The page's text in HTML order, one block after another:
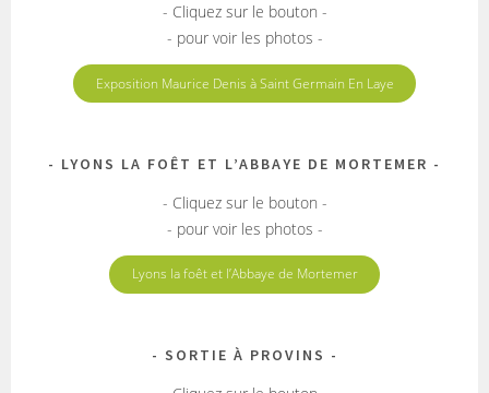
- Cliquez sur le bouton -
- pour voir les photos -
Exposition Maurice Denis à Saint Germain En Laye
LYONS LA FOÊT ET L’ABBAYE DE MORTEMER
- Cliquez sur le bouton -
- pour voir les photos -
Lyons la foêt et l’Abbaye de Mortemer
SORTIE À PROVINS